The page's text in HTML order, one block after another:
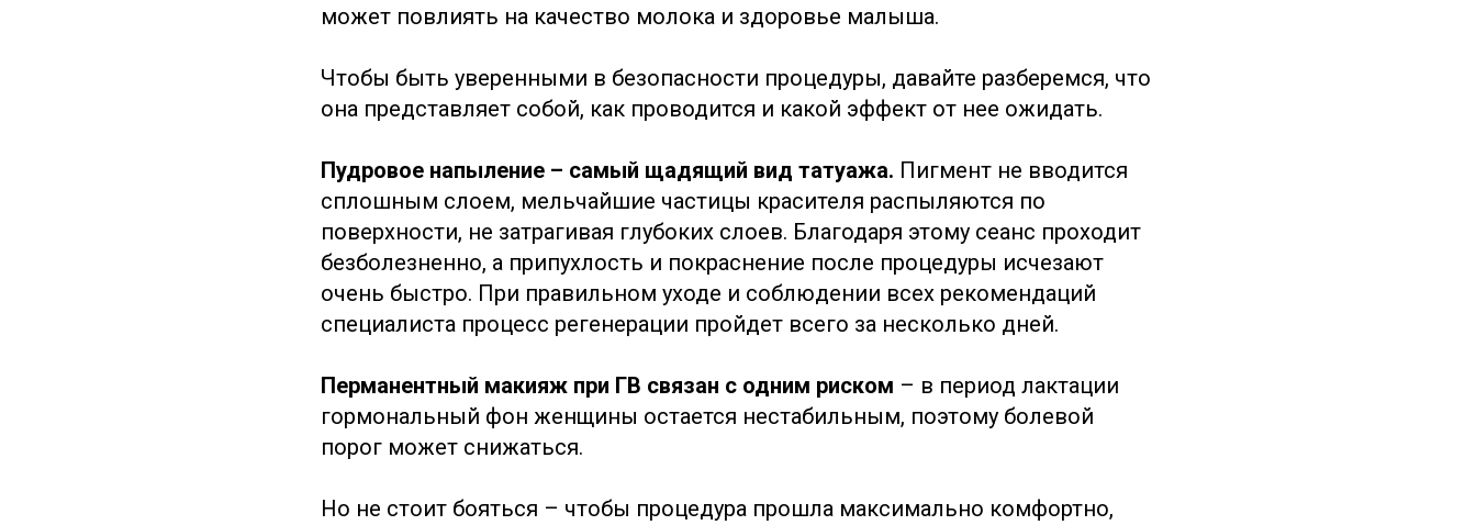
может повлиять на качество молока и здоровье малыша.
Чтобы быть уверенными в безопасности процедуры, давайте разберемся, что
она представляет собой, как проводится и какой эффект от нее ожидать.
Пудровое напыление – самый щадящий вид татуажа. Пигмент не вводится
сплошным слоем, мельчайшие частицы красителя распыляются по
поверхности, не затрагивая глубоких слоев. Благодаря этому сеанс проходит
безболезненно, а припухлость и покраснение после процедуры исчезают
очень быстро. При правильном уходе и соблюдении всех рекомендаций
специалиста процесс регенерации пройдет всего за несколько дней.
Перманентный макияж при ГВ связан с одним риском – в период лактации
гормональный фон женщины остается нестабильным, поэтому болевой
порог может снижаться.
Но не стоит бояться – чтобы процедура прошла максимально комфортно,